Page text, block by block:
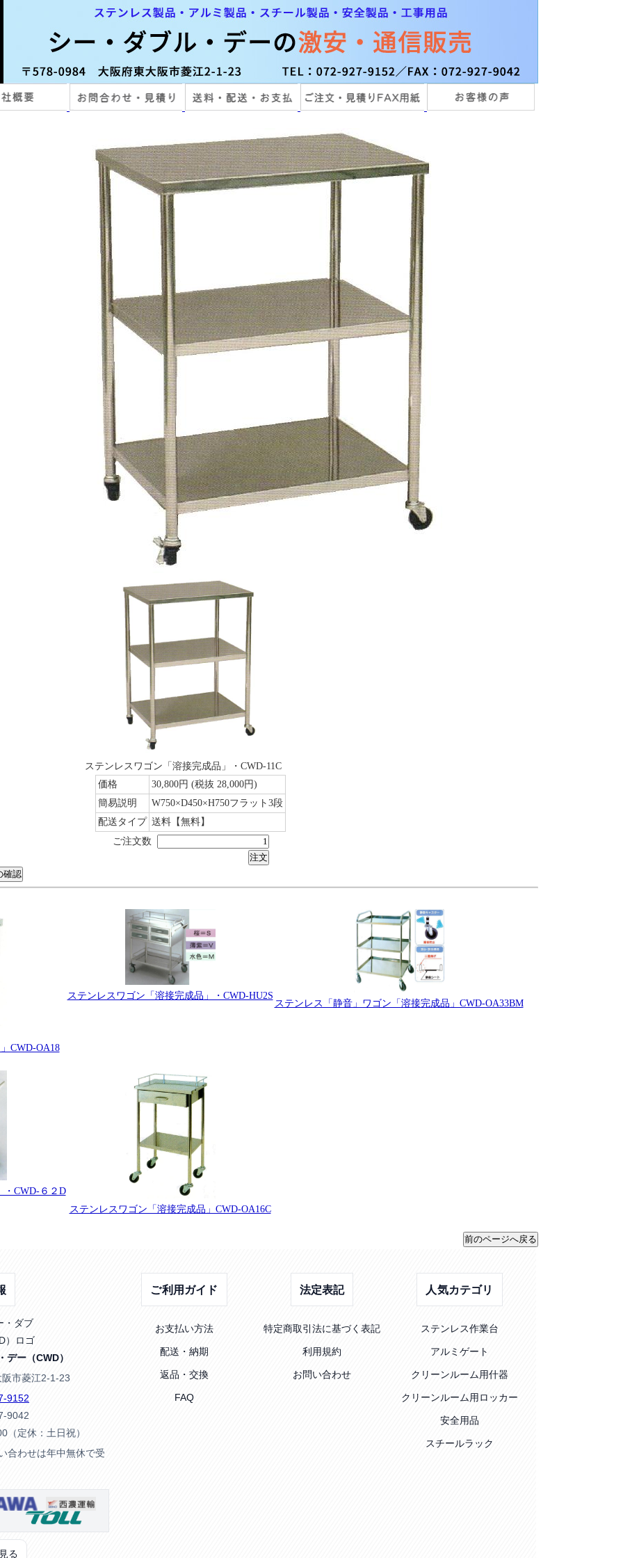
ステンレスワゴン「溶接完成品」・CWD-11C
価格
30,800円 (税抜 28,000円)
簡易説明
W750×D450×H750フラット3段
配送タイプ 送料【無料】
ご注文数
CWD-OA18
ステンレスワゴン「溶接完成品」・CWD-HU2S
ステンレス「静音」ワゴン「溶接完成品」CWD-OA33BM
・CWD-６２D
ステンレスワゴン「溶接完成品」CWD-OA16C
デー（CWD）
市菱江2-1-23
9152
9042
（定休：土日祝）
合わせは年中無休で受
る
ご利用ガイド
お支払い方法
配送・納期
返品・交換
FAQ
法定表記
特定商取引法に基づく表記
利用規約
お問い合わせ
人気カテゴリ
ステンレス作業台
アルミゲート
クリーンルーム用什器
クリーンルーム用ロッカー
安全用品
スチールラック